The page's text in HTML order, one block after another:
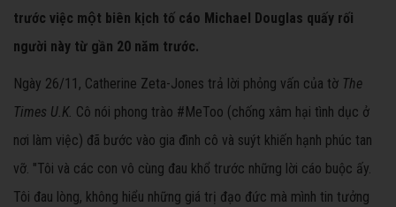
trước việc một biên kịch tố cáo Michael Douglas quấy rối
người này từ gần 20 năm trước.
Ngày 26/11, Catherine Zeta-Jones trả lời phỏng vấn của tờ The
Times U.K. Cô nói phong trào #MeToo (chống xâm hại tình dục ở
nơi làm việc) đã bước vào gia đình cô và suýt khiến hạnh phúc tan
vỡ. "Tôi và các con vô cùng đau khổ trước những lời cáo buộc ấy.
Tôi đau lòng, không hiểu những giá trị đạo đức mà mình tin tưởng